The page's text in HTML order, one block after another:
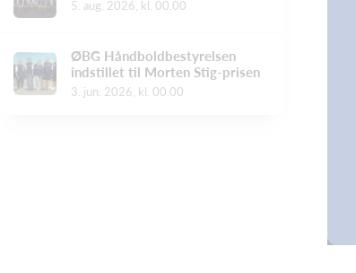
5. aug. 2026, kl. 00.00
ØBG Håndboldbestyrelsen
indstillet til Morten Stig-prisen
3. jun. 2026, kl. 00.00